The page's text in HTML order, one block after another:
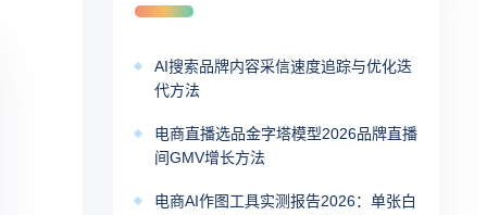
AI搜索品牌内容采信速度追踪与优化迭
代方法
电商直播选品金字塔模型2026品牌直播
间GMV增长方法
电商AI作图工具实测报告2026：单张白